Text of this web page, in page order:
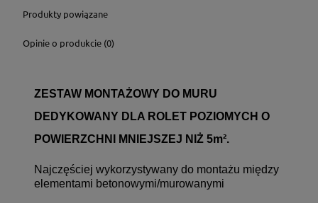
Produkty powiązane
Opinie o produkcie (0)
ZESTAW MONTAŻOWY DO MURU
DEDYKOWANY DLA ROLET POZIOMYCH O
POWIERZCHNI MNIEJSZEJ NIŻ 5m².
Najczęściej wykorzystywany do montażu między
elementami betonowymi/murowanymi